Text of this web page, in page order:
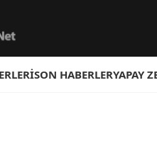
SON HABERLERYAPAY